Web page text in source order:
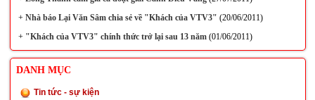
+Nhà báo Lại Văn Sâm chia sẻ về "Khách của VTV3" (20/06/2011)
+"Khách của VTV3" chính thức trở lại sau 13 năm(01/06/2011)
DANH MỤC
Tin tức - sự kiện